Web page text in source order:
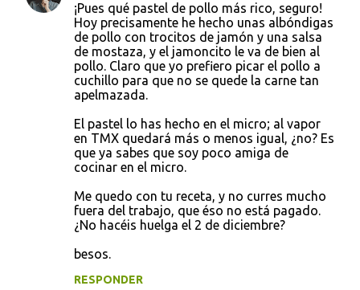
¡Pues qué pastel de pollo más rico, seguro!
Hoy precisamente he hecho unas albóndigas
de pollo con trocitos de jamón y una salsa
de mostaza, y el jamoncito le va de bien al
pollo. Claro que yo prefiero picar el pollo a
cuchillo para que no se quede la carne tan
apelmazada.
El pastel lo has hecho en el micro; al vapor
en TMX quedará más o menos igual, ¿no? Es
que ya sabes que soy poco amiga de
cocinar en el micro.
Me quedo con tu receta, y no curres mucho
fuera del trabajo, que éso no está pagado.
¿No hacéis huelga el 2 de diciembre?
besos.
RESPONDER